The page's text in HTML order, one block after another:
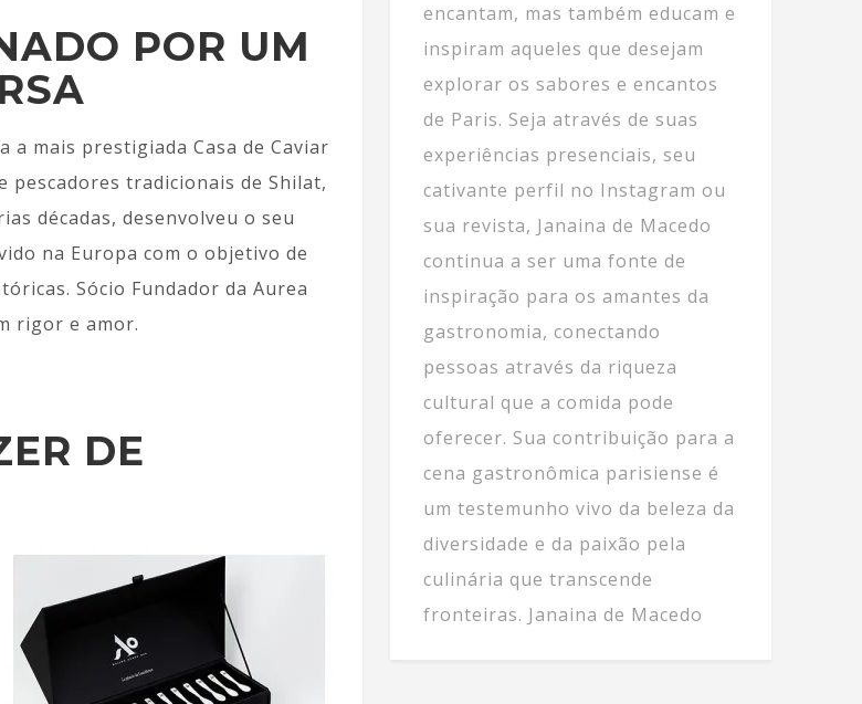
POR UM
a mais prestigiada Casa de Caviar
pescadores tradicionais de Shilat,
décadas, desenvolveu o seu
na Europa com o objetivo de
Sócio Fundador da Aurea
rigor e amor.
DE
encantam, mas também educam e
inspiram aqueles que desejam
explorar os sabores e encantos
de Paris. Seja através de suas
experiências presenciais, seu
cativante perfil no Instagram ou
sua revista, Janaina de Macedo
continua a ser uma fonte de
inspiração para os amantes da
gastronomia, conectando
pessoas através da riqueza
cultural que a comida pode
oferecer. Sua contribuição para a
cena gastronômica parisiense é
um testemunho vivo da beleza da
diversidade e da paixão pela
culinária que transcende
fronteiras. Janaina de Macedo